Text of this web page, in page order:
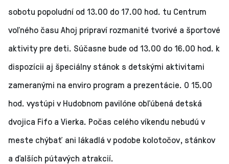
sobotu popoludní od 13.00 do 17.00 hod. tu Centrum
voľného času Ahoj pripraví rozmanité tvorivé a športové
aktivity pre deti. Súčasne bude od 13.00 do 16.00 hod. k
dispozícii aj špeciálny stánok s detskými aktivitami
zameranými na enviro program a prezentácie. O 15.00
hod. vystúpi v Hudobnom pavilóne obľúbená detská
dvojica Fifo a Vierka. Počas celého víkendu nebudú v
meste chýbať ani lákadlá v podobe kolotočov, stánkov
a ďalších pútavých atrakcií.